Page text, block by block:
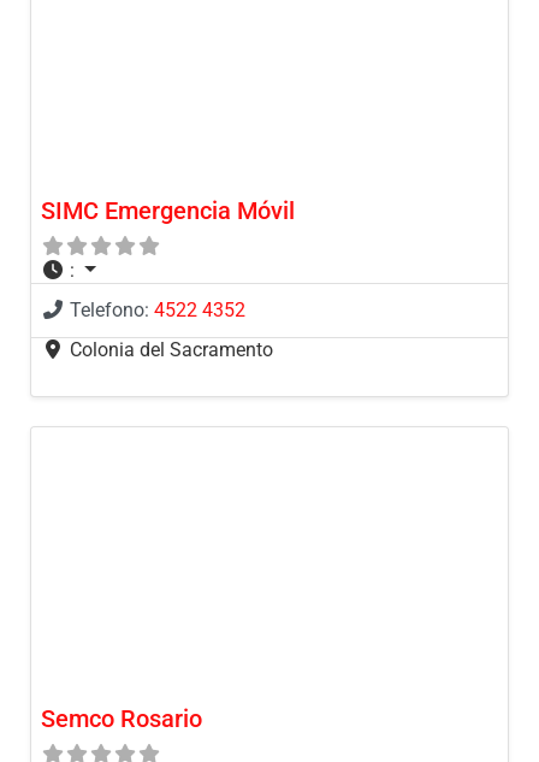
SIMC Emergencia Móvil
:
Telefono: 4522 4352
Colonia del Sacramento
Semco Rosario